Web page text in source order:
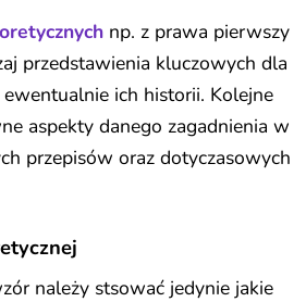
np. z prawa pierwszy
przedstawienia kluczowych dla
ich historii. Kolejne
aspekty danego zagadnienia w
przepisów oraz dotyczasowych
należy stsować jedynie jakie